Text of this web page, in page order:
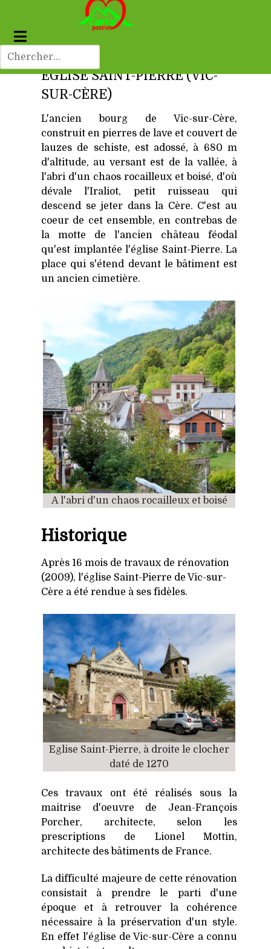
EGLISE SAINT-PIERRE (VIC-
SUR-CÈRE)
L'ancien bourg de Vic-sur-Cère,
construit en pierres de lave et couvert de
lauzes de schiste, est adossé, à 680 m
d'altitude, au versant est de la vallée, à
l'abri d'un chaos rocailleux et boisé, d'où
dévale l'Iraliot, petit ruisseau qui
descend se jeter dans la Cère. C'est au
coeur de cet ensemble, en contrebas de
la motte de l'ancien château féodal
qu'est implantée l'église Saint-Pierre. La
place qui s'étend devant le bâtiment est
un ancien cimetière.
A l'abri d'un chaos rocailleux et boisé
Historique
Après 16 mois de travaux de rénovation
(2009), l'église Saint-Pierre de Vic-sur-
Cère a été rendue à ses fidèles.
Eglise Saint-Pierre, à droite le clocher
daté de 1270
Ces travaux ont été réalisés sous la
maitrise d'oeuvre de Jean-François
Porcher, architecte, selon les
prescriptions de Lionel Mottin,
architecte des bâtiments de France.
La difficulté majeure de cette rénovation
consistait à prendre le parti d'une
époque et à retrouver la cohérence
nécessaire à la préservation d'un style.
En effet l'église de Vic-sur-Cère a connu